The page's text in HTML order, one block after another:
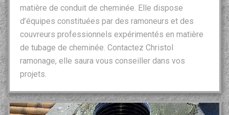
matière de conduit de cheminée. Elle dispose
d’équipes constituées par des ramoneurs et des
couvreurs professionnels expérimentés en matière
de tubage de cheminée. Contactez Christol
ramonage, elle saura vous conseiller dans vos
projets.